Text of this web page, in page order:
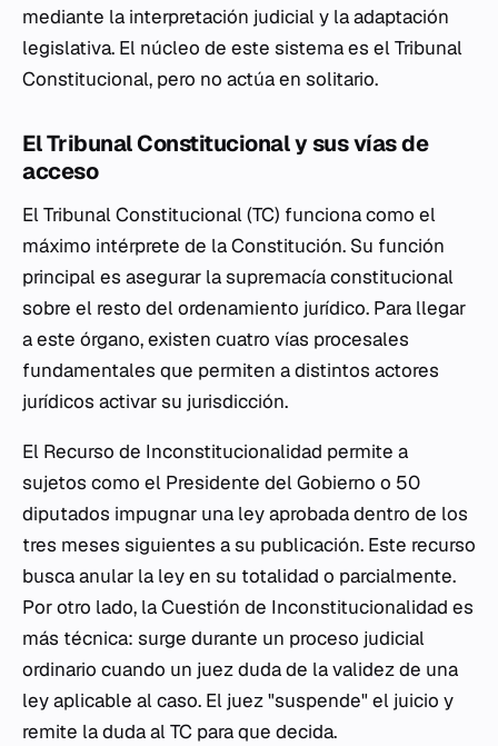
mediante la interpretación judicial y la adaptación
legislativa. El núcleo de este sistema es el Tribunal
Constitucional, pero no actúa en solitario.
El Tribunal Constitucional y sus vías de
acceso
El Tribunal Constitucional (TC) funciona como el
máximo intérprete de la Constitución. Su función
principal es asegurar la supremacía constitucional
sobre el resto del ordenamiento jurídico. Para llegar
a este órgano, existen cuatro vías procesales
fundamentales que permiten a distintos actores
jurídicos activar su jurisdicción.
El Recurso de Inconstitucionalidad permite a
sujetos como el Presidente del Gobierno o 50
diputados impugnar una ley aprobada dentro de los
tres meses siguientes a su publicación. Este recurso
busca anular la ley en su totalidad o parcialmente.
Por otro lado, la Cuestión de Inconstitucionalidad es
más técnica: surge durante un proceso judicial
ordinario cuando un juez duda de la validez de una
ley aplicable al caso. El juez "suspende" el juicio y
remite la duda al TC para que decida.